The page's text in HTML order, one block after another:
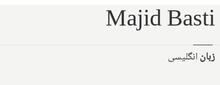
Majid Basti
زبانانگلیسی